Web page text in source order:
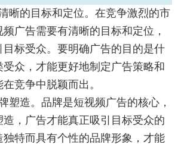
晰的目标和定位。在竞争激烈的市
广告需要有清晰的目标和定位，
目标受众。要明确广告的目的是什
众，才能更好地制定广告策略和
竞争中脱颖而出。
塑造。品牌是短视频广告的核心，
造，广告才能真正吸引目标受众的
独特而具有个性的品牌形象，才能